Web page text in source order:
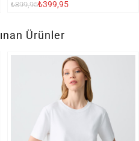
₺899,95₺399,95
Ürünler